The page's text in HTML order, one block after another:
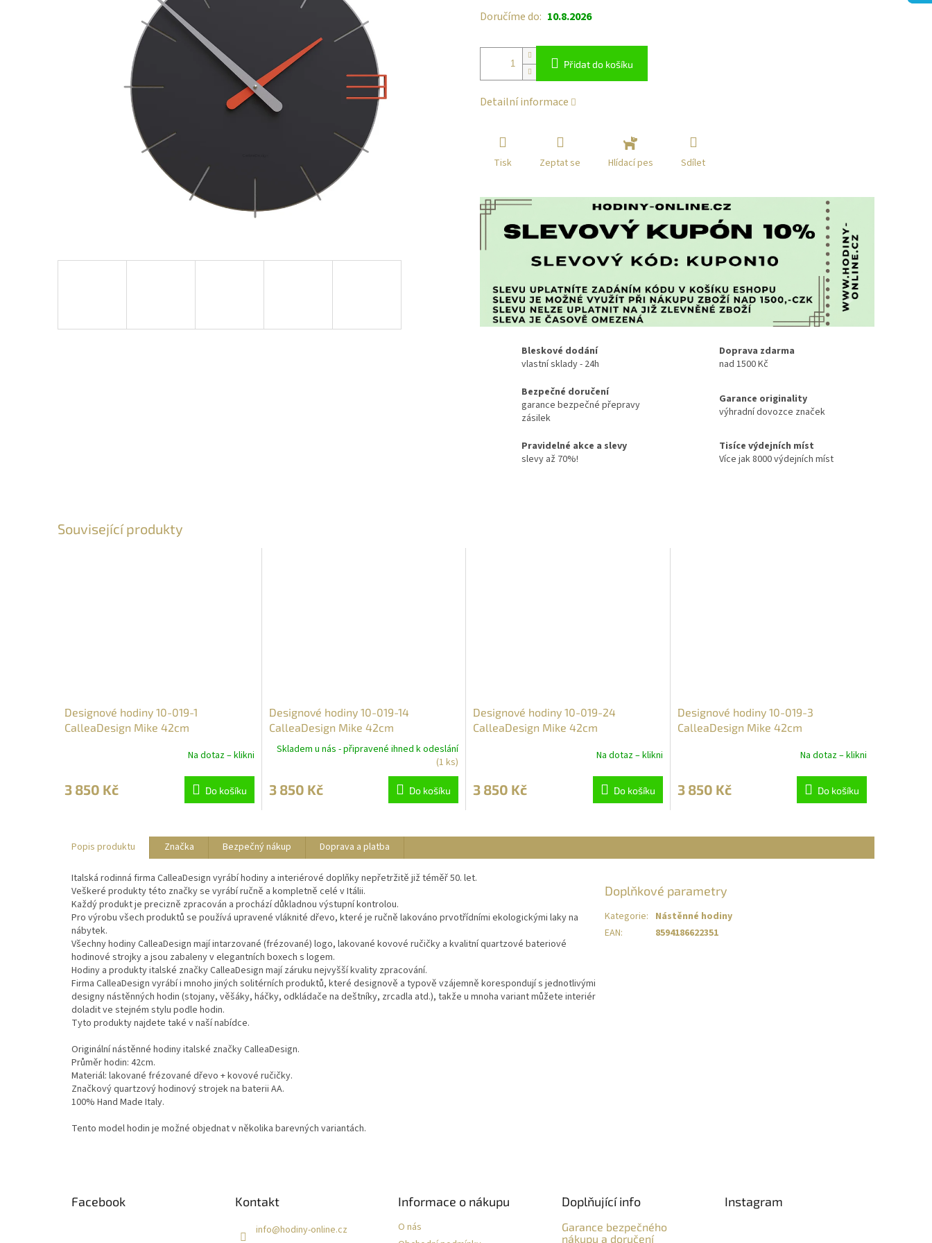
Doručíme do: 10.8.2026
Přidat do košíku
Detailní informace
Tisk Zeptat se Hlídací pes Sdílet
Bleskové dodání
vlastní sklady - 24h
Doprava zdarma
nad 1500 Kč
Bezpečné doručení
garance bezpečné přepravy
zásilek
Garance originality
výhradní dovozce značek
Pravidelné akce a slevy
slevy až 70%!
Tisíce výdejních míst
Více jak 8000 výdejních míst
Související produkty
Designové hodiny 10-019-1
CalleaDesign Mike 42cm
Na dotaz – klikni
3 850 Kč Do košíku
Designové hodiny 10-019-14
CalleaDesign Mike 42cm
Skladem u nás - připravené ihned k odeslání
(1 ks)
3 850 Kč Do košíku
Designové hodiny 10-019-24
CalleaDesign Mike 42cm
Na dotaz – klikni
3 850 Kč Do košíku
Designové hodiny 10-019-3
CalleaDesign Mike 42cm
Na dotaz – klikni
3 850 Kč Do košíku
Popis produktu Značka Bezpečný nákup Doprava a platba
Italská rodinná firma CalleaDesign vyrábí hodiny a interiérové doplňky nepřetržitě již téměř 50. let.
Veškeré produkty této značky se vyrábí ručně a kompletně celé v Itálii.
Každý produkt je precizně zpracován a prochází důkladnou výstupní kontrolou.
Pro výrobu všech produktů se používá upravené vláknité dřevo, které je ručně lakováno prvotřídními ekologickými laky na
nábytek.
Všechny hodiny CalleaDesign mají intarzované (frézované) logo, lakované kovové ručičky a kvalitní quartzové bateriové
hodinové strojky a jsou zabaleny v elegantních boxech s logem.
Hodiny a produkty italské značky CalleaDesign mají záruku nejvyšší kvality zpracování.
Firma CalleaDesign vyrábí i mnoho jiných solitérních produktů, které designově a typově vzájemně korespondují s jednotlivými
designy nástěnných hodin (stojany, věšáky, háčky, odkládače na deštníky, zrcadla atd.), takže u mnoha variant můžete interiér
doladit ve stejném stylu podle hodin.
Tyto produkty najdete také v naší nabídce.
Originální nástěnné hodiny italské značky CalleaDesign.
Průměr hodin: 42cm.
Materiál: lakované frézované dřevo + kovové ručičky.
Značkový quartzový hodinový strojek na baterii AA.
100% Hand Made Italy.
Tento model hodin je možné objednat v několika barevných variantách.
Doplňkové parametry
Kategorie: Nástěnné hodiny
EAN: 8594186622351
Facebook Kontakt
info@hodiny-online.cz
Informace o nákupu
O nás
Doplňující info
Garance bezpečného
nákupu a doručení
Instagram